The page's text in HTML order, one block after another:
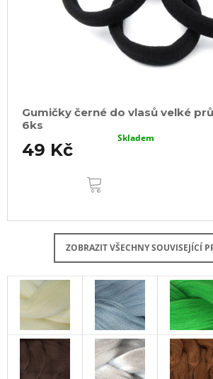
Gumičky černé do vlasů velké
6ks
49 Kč
Skladem
ZOBRAZIT VŠECHNY SOUVISEJÍCÍ